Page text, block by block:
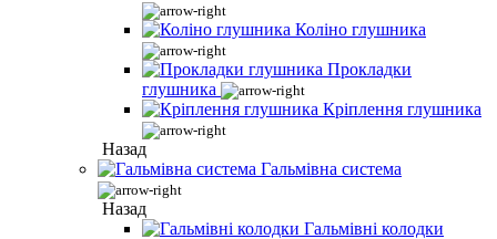
Коліно глушника
Прокладки
глушника
Кріплення глушника
Назад
Гальмівна система
Назад
Гальмівні колодки